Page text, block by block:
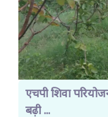
एचपी शिवा
बढ़ी ...